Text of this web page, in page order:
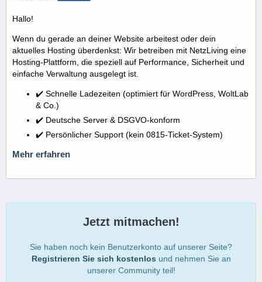
Hallo!
Wenn du gerade an deiner Website arbeitest oder dein
aktuelles Hosting überdenkst: Wir betreiben mit NetzLiving eine
Hosting-Plattform, die speziell auf Performance, Sicherheit und
einfache Verwaltung ausgelegt ist.
✔️ Schnelle Ladezeiten (optimiert für WordPress, WoltLab
& Co.)
✔️ Deutsche Server & DSGVO-konform
✔️ Persönlicher Support (kein 0815-Ticket-System)
Mehr erfahren
Jetzt mitmachen!
Sie haben noch kein Benutzerkonto auf unserer Seite?
Registrieren Sie sich kostenlos und nehmen Sie an
unserer Community teil!